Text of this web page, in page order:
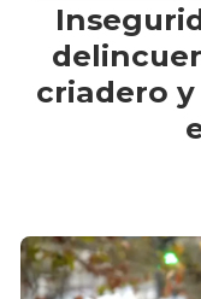
criadero